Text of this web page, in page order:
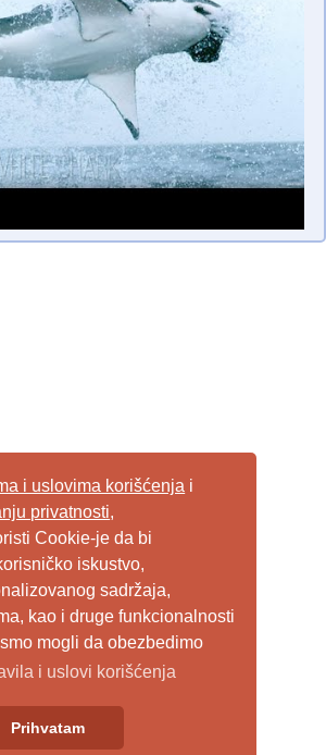
i uslovima korišćenja i
privatnosti,
Cookie-je da bi
iskustvo,
sadržaja,
kao i druge funkcionalnosti
mogli da obezbedimo
i uslovi korišćenja
Prihvatam